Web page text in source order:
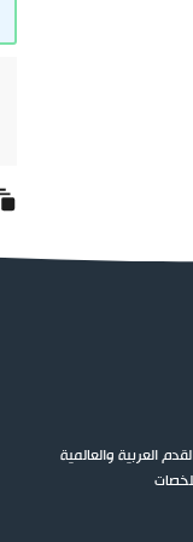
العربية والعالمية